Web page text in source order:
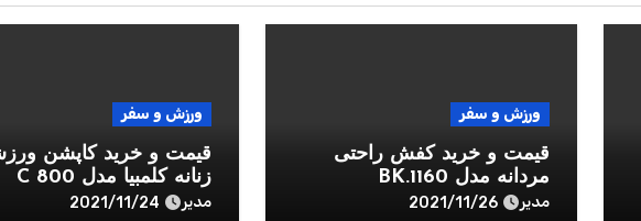
ورزش و سفر
قیمت و خرید کفش راحتی
مردانه مدل BK.1160
مدیر 2021/11/26
ورزش و سفر
قیمت و خرید کاپشن
زنانه کلمبیا مدل C 800
مدیر 2021/11/24